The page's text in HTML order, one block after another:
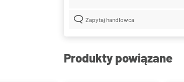
Zapytaj handlowca
Produkty powiązane